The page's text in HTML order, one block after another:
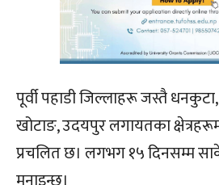
पूर्वी पहाडी जिल्लाहरू जस्तै
खोटाङ, उदयपुर लगायतका
प्रचलित छ। लगभग १५ दिनसम्म